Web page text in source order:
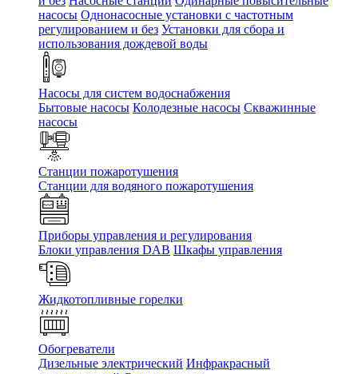
насосы Однонасосные установки с частотным
регулированием и без Установки для сбора и
использования дождевой воды
Насосы для систем водоснабжения
Бытовые насосы Колодезные насосы Скважинные
насосы
Станции пожаротушения
Станции для водяного пожаротушения
Приборы управления и регулирования
Блоки управления DAB Шкафы управления
Жидкотопливные горелки
Обогреватели
Дизельные электрический Инфракрасный